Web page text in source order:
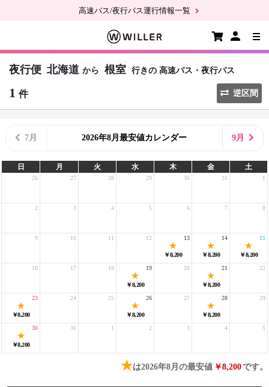
高速バス/夜行バス運行情報一覧
夜行便 北海道 から 根室 行きの 高速バス・夜行バス
1 件 逆区間
7月 2026年8月最安値カレンダー 9月
日 月 火 水 木 金 土
26 27 28 29 30 31 1
2 3 4 5 6 7 8
9 10 11 12
￥8,200
13
￥8,200
14
￥8,200
15
16 17 18
￥8,200
19 20
￥8,200
21 22
￥8,200
23 24 25
￥8,200
26 27
￥8,200
28 29
￥8,200
30 31 1 2 3 4 5
★は2026年8月の最安値 ￥8,200です。